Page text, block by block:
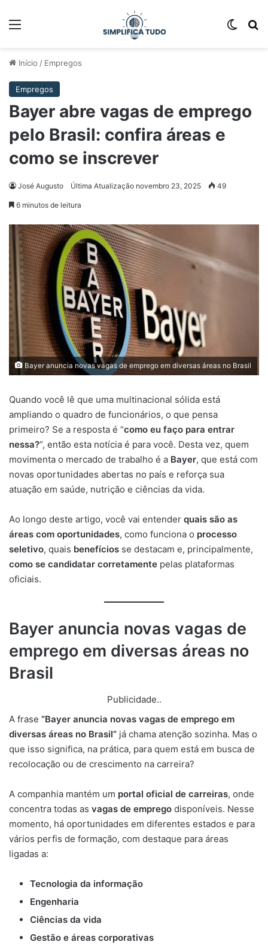
Início / Empregos
Empregos
Bayer abre vagas de emprego
pelo Brasil: confira áreas e
como se inscrever
José Augusto Última Atualização novembro 23, 2025 49
6 minutos de leitura
Bayer anuncia novas vagas de emprego em diversas áreas no Brasil
Quando você lê que uma multinacional sólida está
ampliando o quadro de funcionários, o que pensa
primeiro? Se a resposta é “como eu faço para entrar
nessa?”, então esta notícia é para você. Desta vez, quem
movimenta o mercado de trabalho é a Bayer, que está com
novas oportunidades abertas no país e reforça sua
atuação em saúde, nutrição e ciências da vida.
Ao longo deste artigo, você vai entender quais são as
áreas com oportunidades, como funciona o processo
seletivo, quais benefícios se destacam e, principalmente,
como se candidatar corretamente pelas plataformas
oficiais.
Bayer anuncia novas vagas de
emprego em diversas áreas no
Brasil
Publicidade..
A frase “Bayer anuncia novas vagas de emprego em
diversas áreas no Brasil” já chama atenção sozinha. Mas o
que isso significa, na prática, para quem está em busca de
recolocação ou de crescimento na carreira?
A companhia mantém um portal oficial de carreiras, onde
concentra todas as vagas de emprego disponíveis. Nesse
momento, há oportunidades em diferentes estados e para
vários perfis de formação, com destaque para áreas
ligadas a:
Tecnologia da informação
Engenharia
Ciências da vida
Gestão e áreas corporativas